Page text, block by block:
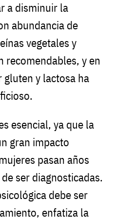
a disminuir la
abundancia de
vegetales y
recomendables, y en
gluten y lactosa ha
esencial, ya que la
gran impacto
pasan años
ser diagnosticadas.
debe ser
enfatiza la